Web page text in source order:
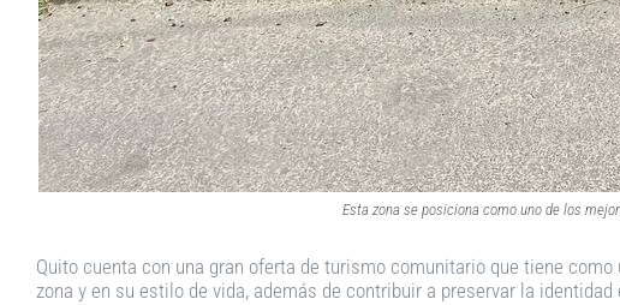
Esta zona se posiciona como uno de los
Quito cuenta con una gran oferta de turismo comunitario que tiene
zona y en su estilo de vida, además de contribuir a preservar la